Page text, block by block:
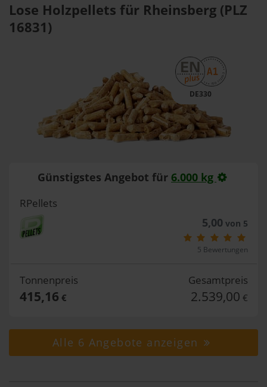
Lose Holzpellets für Rheinsberg (PLZ
16831)
DE330
Günstigstes Angebot für 6.000 kg
RPellets
5,00 von 5
5 Bewertungen
Tonnenpreis
415,16 €
Gesamtpreis
2.539,00 €
Alle 6 Angebote anzeigen